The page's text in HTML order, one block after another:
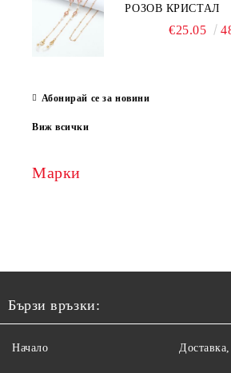
РОЗОВ КРИСТАЛ
€25.05
Абонирай се за новини
Виж всички
Марки
Бързи връзки:
Начало